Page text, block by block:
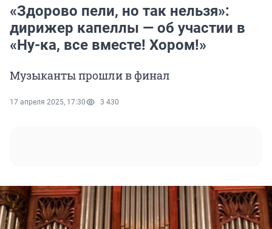
«Здорово пели, но так нельзя»:
дирижер капеллы — об участии в
«Ну-ка, все вместе! Хором!»
Музыканты прошли в финал
17 апреля 2025, 17:30 3 430